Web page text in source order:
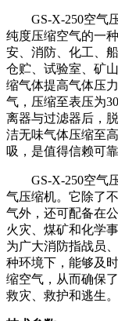
GS-X-250空气
纯度压缩空气的一
安、消防、化工、
仓贮、试验室、矿
缩气体提高气体压
气，压缩至表压为
离器与过滤器后，
洁无味气体压缩至
吸，是值得信赖可
GS-X-250空气
气压缩机。它除了
气外，还可配备在
火灾、煤矿和化学
为广大消防指战员
种环境下，能够及
缩空气，从而确保
救灾、救护和逃生。